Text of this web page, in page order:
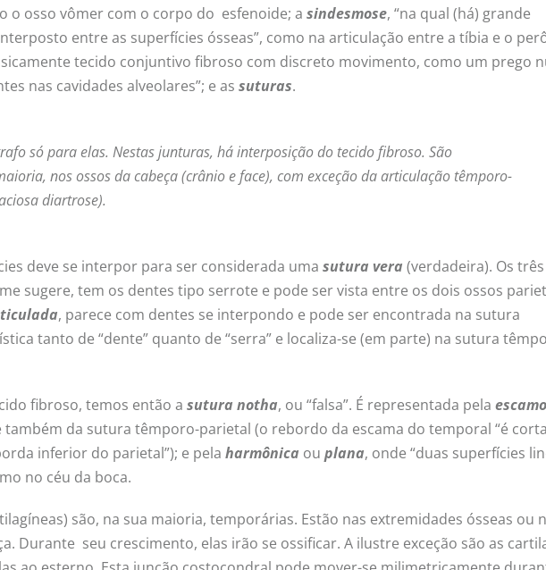
o osso vômer com o corpo do esfenoide; a sindesmose, “na qual (há) grande
entre as superfícies ósseas”, como na articulação entre a tíbia e o
tecido conjuntivo fibroso com discreto movimento, como um prego
nas cavidades alveolares”; e as suturas.
só para elas. Nestas junturas, há interposição do tecido fibroso. São
nos ossos da cabeça (crânio e face), com exceção da articulação têmporo-
diartrose).
deve se interpor para ser considerada uma sutura vera (verdadeira). Os três
sugere, tem os dentes tipo serrote e pode ser vista entre os dois ossos
, parece com dentes se interpondo e pode ser encontrada na sutura
tanto de “dente” quanto de “serra” e localiza-se (em parte) na sutura
fibroso, temos então a sutura notha, ou “falsa”. É representada pela
também da sutura têmporo-parietal (o rebordo da escama do temporal “é
inferior do parietal”); e pela harmônica ou plana, onde “duas superfícies
no céu da boca.
são, na sua maioria, temporárias. Estão nas extremidades ósseas ou
Durante seu crescimento, elas irão se ossificar. A ilustre exceção são as